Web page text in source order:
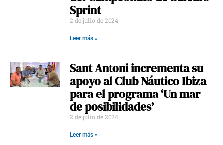
Sprint
2 de julio de 2024
Leer más »
Sant Antoni incrementa su
apoyo al Club Náutico Ibiza
para el programa ‘Un mar
de posibilidades’
2 de julio de 2024
Leer más »